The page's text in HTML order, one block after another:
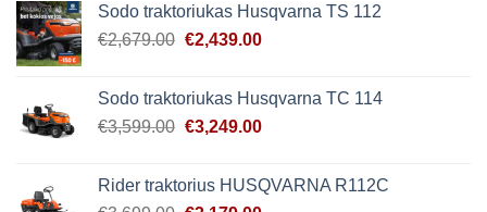
€4,999.00.€4,628.00.
Sodo traktoriukas Husqvarna TS 112
€2,679.00 Original
€2,679.00.
€2,439.00Current
€2,439.00.
Sodo traktoriukas Husqvarna TC 114
€3,599.00 Original
€3,599.00.
€3,249.00Current
€3,249.00.
Rider traktorius HUSQVARNA R112C